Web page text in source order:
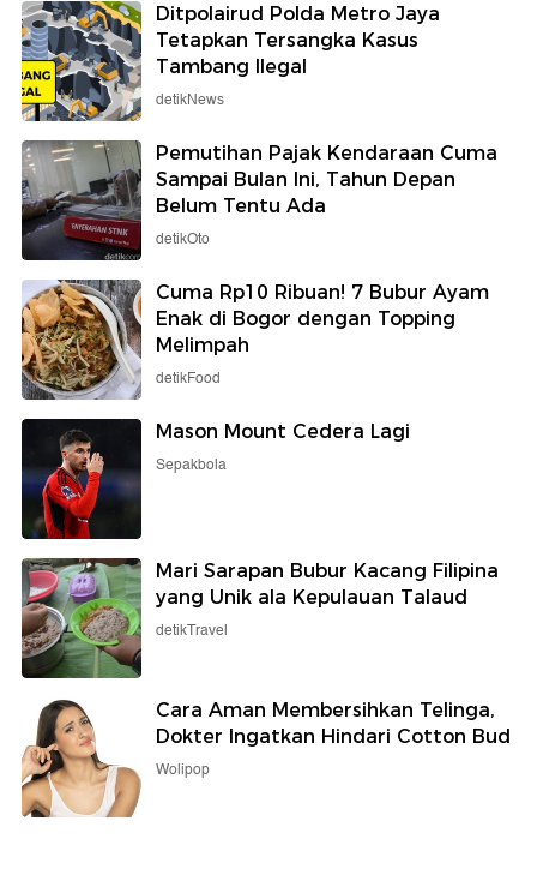
Ditpolairud Polda Metro Jaya
Tetapkan Tersangka Kasus
Tambang Ilegal
detikNews
Pemutihan Pajak Kendaraan Cuma
Sampai Bulan Ini, Tahun Depan
Belum Tentu Ada
detikOto
Cuma Rp10 Ribuan! 7 Bubur Ayam
Enak di Bogor dengan Topping
Melimpah
detikFood
Mason Mount Cedera Lagi
Sepakbola
Mari Sarapan Bubur Kacang Filipina
yang Unik ala Kepulauan Talaud
detikTravel
Cara Aman Membersihkan Telinga,
Dokter Ingatkan Hindari Cotton Bud
Wolipop